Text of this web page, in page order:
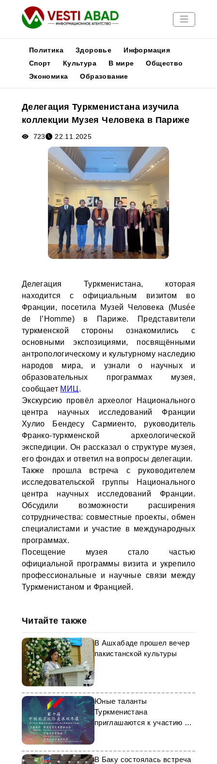
Новости
Медиа
Афиша
Политика Здоровье
Информация
Спорт
Культура В мире
Общество
Экономика
Образование
Делегация Туркменистана изучила
коллекции Музея Человека в Париже
723 22.11.2025
Делегация Туркменистана, которая
находится с официальным визитом во
Франции, посетила Музей Человека (Musée
de l’Homme) в Париже. Представители
туркменской стороны ознакомились с
основными экспозициями, посвящёнными
антропологическому и культурному наследию
народов мира, и узнали о научных и
образовательных программах музея,
сообщает МИЦ .
Экскурсию провёл археолог Национального
центра научных исследований Франции
Хулио Бендесу Сармиенто, руководитель
Франко-туркменской археологической
экспедиции. Он рассказал о структуре музея,
его фондах и ответил на вопросы делегации.
Также прошла встреча с руководителем
исследовательской группы Национального
центра научных исследований Франции.
Обсудили возможности расширения
сотрудничества: совместные проекты, обмен
специалистами и участие в международных
программах.
Посещение музея стало частью
официальной программы визита и укрепило
профессиональные и научные связи между
Туркменистаном и Францией.
Читайте также
В Ашхабаде прошел вечер
пакистанской культуры
Юные таланты
Туркменистана
приглашаются к участию в
В Баку состоялась встреча